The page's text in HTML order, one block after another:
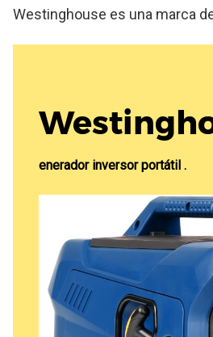
Westinghouse es una marca
enerador inversor portátil .